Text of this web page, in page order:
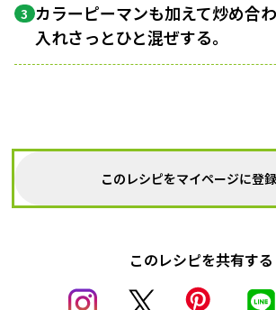
3 カラーピーマンも加えて炒め合
入れさっとひと混ぜする。
このレシピをマイページに登
このレシピを共有する